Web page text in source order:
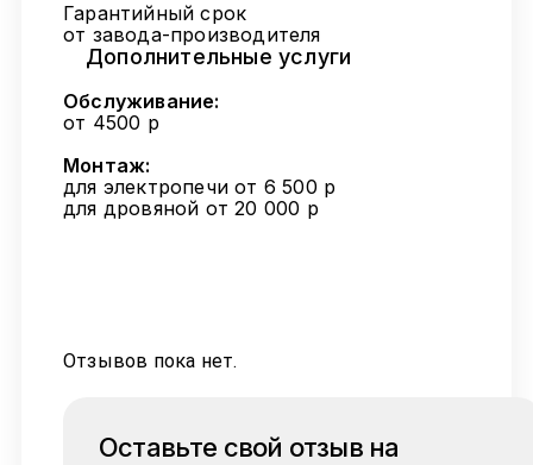
Гарантийный срок
от завода-производителя
Дополнительные услуги
Обслуживание:
от 4500 р
Монтаж:
для электропечи от 6 500 р
для дровяной от 20 000 р
Отзывов пока нет.
Оставьте свой отзыв на